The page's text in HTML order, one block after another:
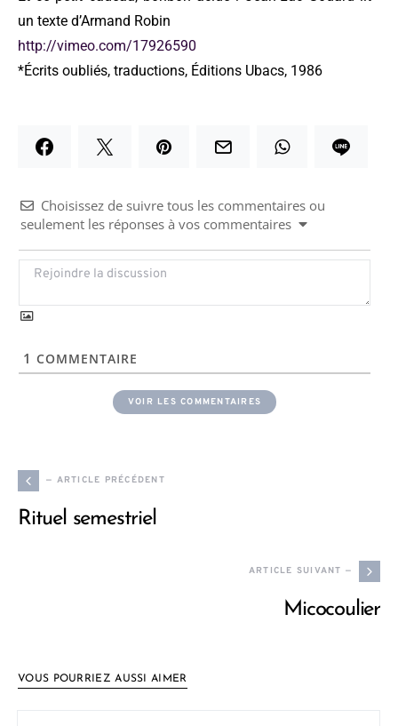
un texte d’Armand Robin
http://vimeo.com/17926590
*Écrits oubliés, traductions, Éditions Ubacs, 1986
Choisissez de suivre tous les commentaires ou
seulement les réponses à vos commentaires
1 COMMENTAIRE
VOIR LES COMMENTAIRES
— ARTICLE PRÉCÉDENT
Rituel semestriel
ARTICLE SUIVANT —
Micocoulier
VOUS POURRIEZ AUSSI AIMER